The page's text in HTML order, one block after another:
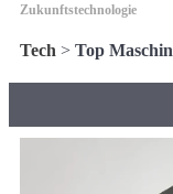
Zukunftstechnologie
Tech > Top